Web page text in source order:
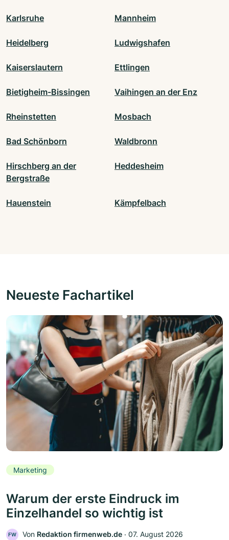
Karlsruhe Mannheim
Heidelberg Ludwigshafen
Kaiserslautern Ettlingen
Bietigheim-Bissingen Vaihingen an der Enz
Rheinstetten Mosbach
Bad Schönborn Waldbronn
Hirschberg an der
Bergstraße
Heddesheim
Hauenstein Kämpfelbach
Neueste Fachartikel
Marketing
Warum der erste Eindruck im
Einzelhandel so wichtig ist
FW Von Redaktion firmenweb.de ‧ 07. August 2026